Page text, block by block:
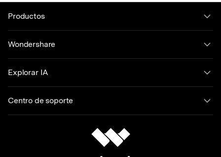
Productos
Wondershare
Explorar IA
Centro de soporte